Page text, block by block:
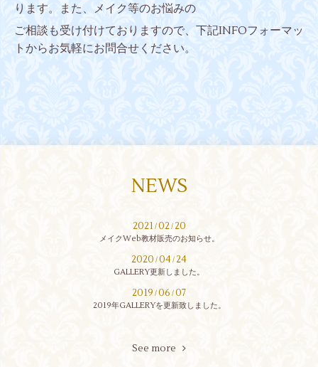
ります。また、 メイク等のお悩みの
ご相談も受け付けておりますので、下記INFOフォーマッ
トからお気軽にお問合せください。
NEWS
2021 /02/20
メイクWeb教材販売のお知らせ。
2020 /04/24
GALLERY更新しました。
2019 /06 /07
2019年GALLERYを更新致しました。
See more